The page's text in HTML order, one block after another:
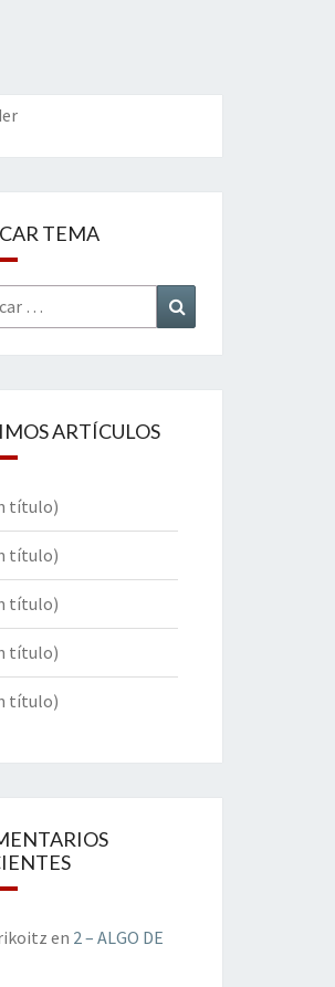
TEMA
ARTÍCULOS
título)
título)
título)
título)
título)
en 2 – ALGO DE